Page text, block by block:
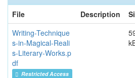
File
Description
Writing-Technique
s-in-Magical-Reali
s-Literary-Works.p
df
Restricted Access